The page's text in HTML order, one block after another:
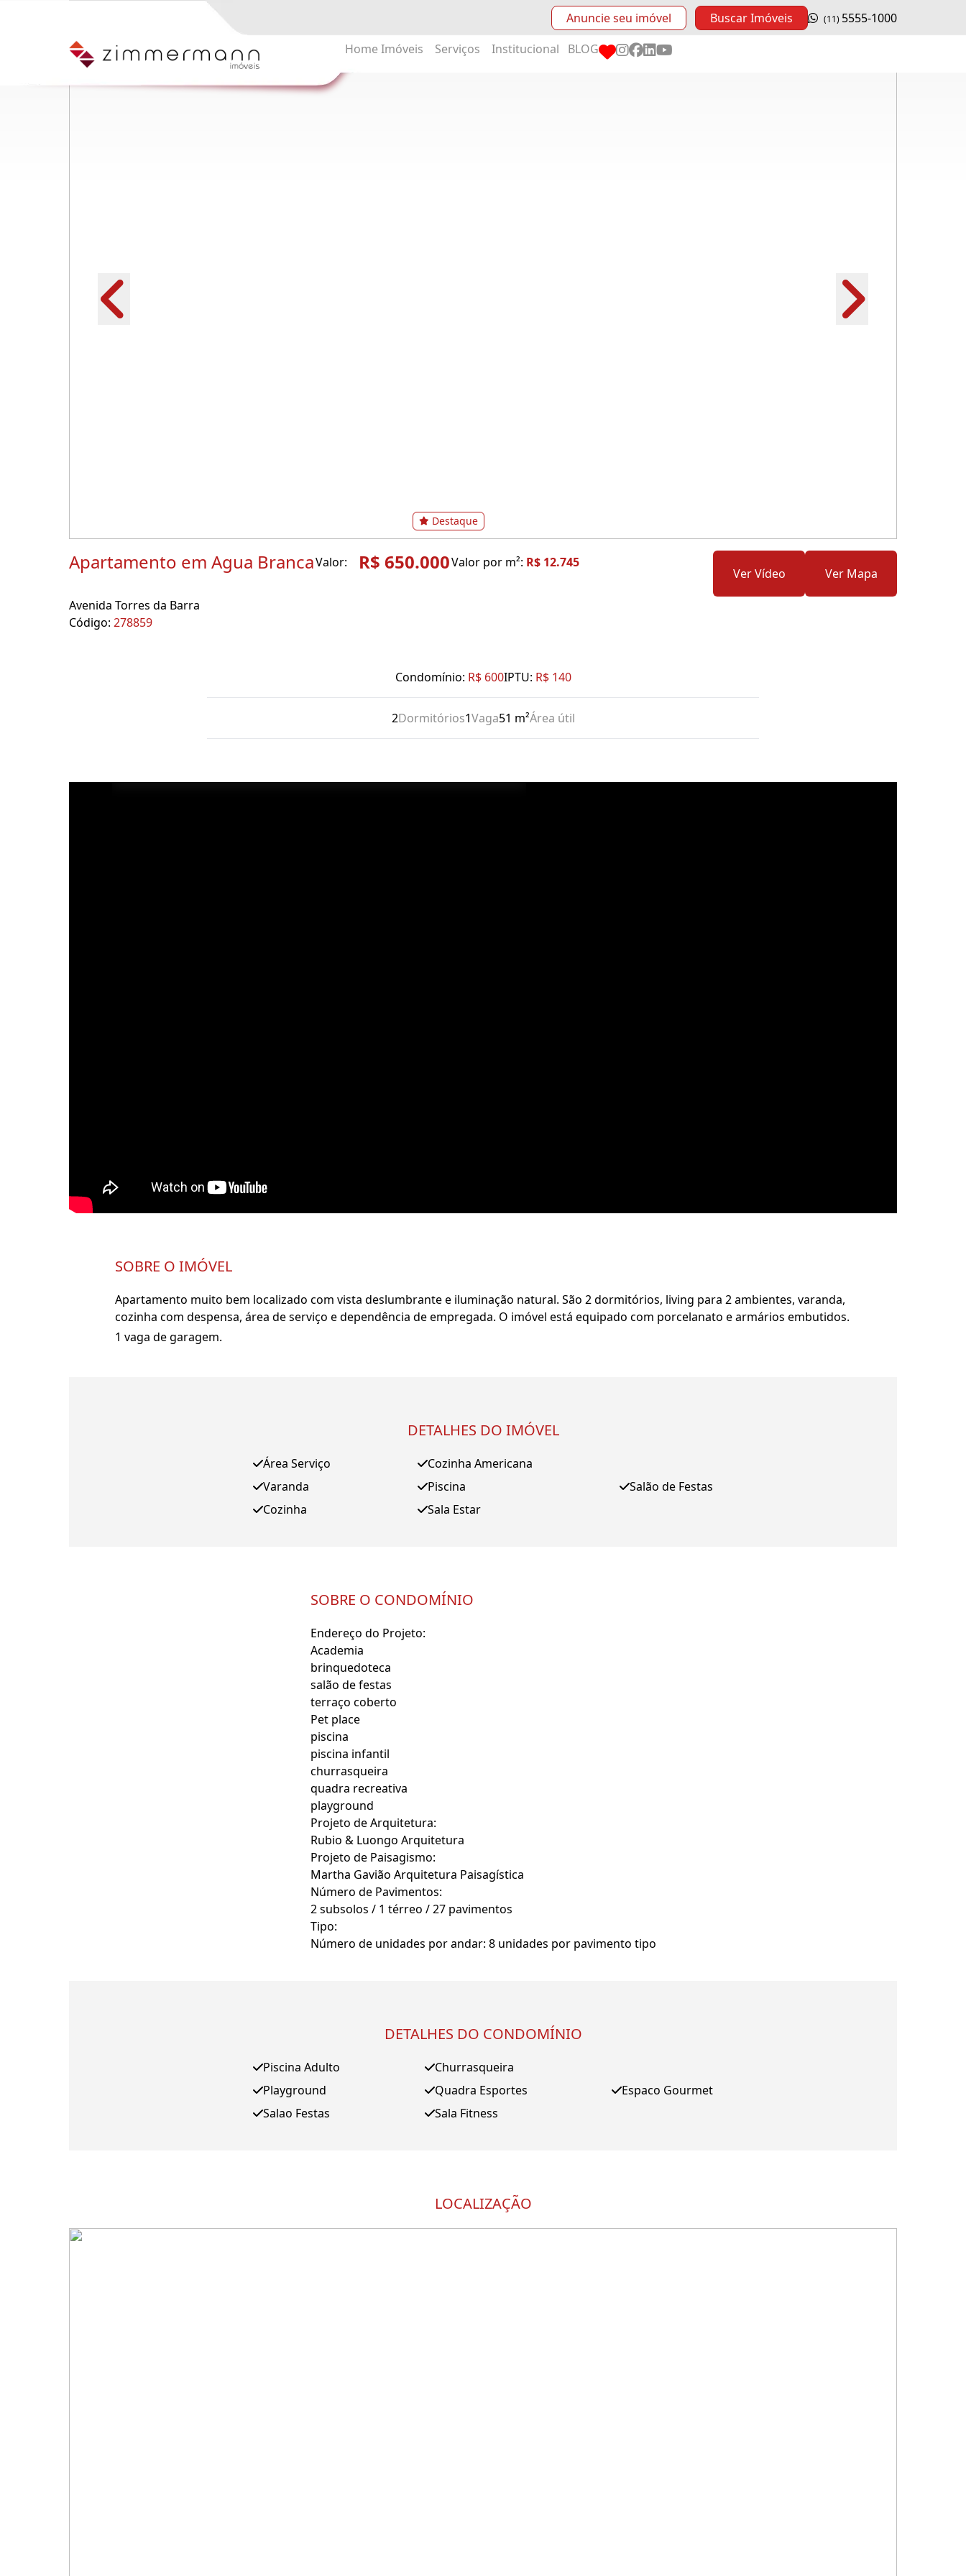
Anuncie seu imóvel Buscar Imóveis (11) 5555-1000
Home Imóveis Serviços Institucional BLOG
Destaque
Apartamento em Agua BrancaValor: R$ 650.000Valor por m²: R$ 12.745
Avenida Torres da Barra
Código: 278859
Ver Vídeo Ver Mapa
Condomínio: R$ 600IPTU: R$ 140
2Dormitórios1Vaga51 m²Área útil
SOBRE O IMÓVEL
Apartamento muito bem localizado com vista deslumbrante e iluminação natural. São 2 dormitórios, living para 2 ambientes, varanda,
cozinha com despensa, área de serviço e dependência de empregada. O imóvel está equipado com porcelanato e armários embutidos.
1 vaga de garagem.
DETALHES DO IMÓVEL
Área Serviço
Varanda
Cozinha
Cozinha Americana
Piscina
Sala Estar
Salão de Festas
SOBRE O CONDOMÍNIO
Endereço do Projeto:
Academia
brinquedoteca
salão de festas
terraço coberto
Pet place
piscina
piscina infantil
churrasqueira
quadra recreativa
playground
Projeto de Arquitetura:
Rubio & Luongo Arquitetura
Projeto de Paisagismo:
Martha Gavião Arquitetura Paisagística
Número de Pavimentos:
2 subsolos / 1 térreo / 27 pavimentos
Tipo:
Número de unidades por andar: 8 unidades por pavimento tipo
DETALHES DO CONDOMÍNIO
Piscina Adulto
Playground
Salao Festas
Churrasqueira
Quadra Esportes
Sala Fitness
Espaco Gourmet
LOCALIZAÇÃO